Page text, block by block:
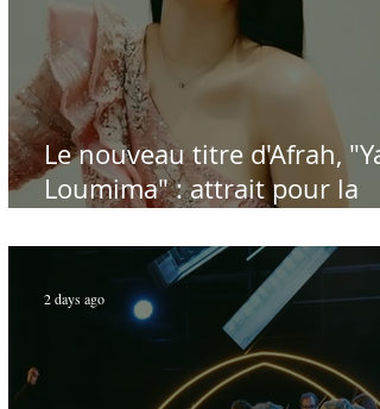
Le nouveau titre d'Afrah, "Ya
Loumima" : attrait pour la
Rabah Driassa
2 days ago